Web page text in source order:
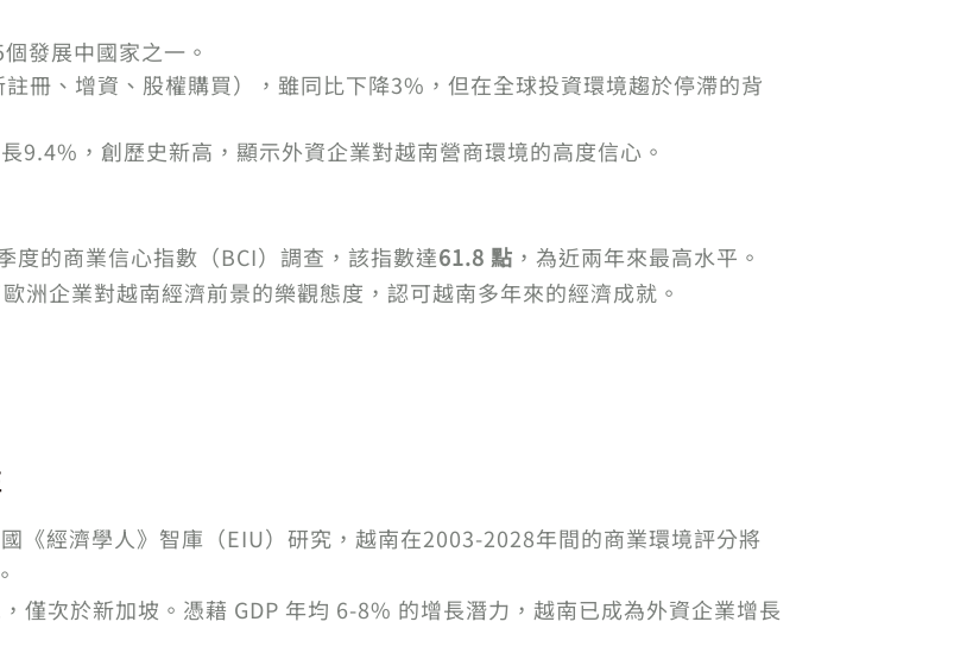
發展中國家之一。
冊、增資、股權購買），雖同比下降3%，但在全球投資環境趨於停滯的背
9.4%，創歷史新高，顯示外資企業對越南營商環境的高度信心。
度的商業信心指數（BCI）調查，該指數達61.8 點 ，為近兩年來最高水平。
企業對越南經濟前景的樂觀態度，認可越南多年來的經濟成就。
《經濟學人》智庫（EIU）研究，越南在2003-2028年間的商業環境評分將
僅次於新加坡。憑藉 GDP 年均 6-8% 的增長潛力，越南已成為外資企業增長